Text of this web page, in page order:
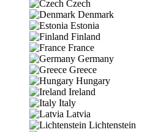
Czech
Denmark
Estonia
Finland
France
Germany
Greece
Hungary
Ireland
Italy
Latvia
Lichtenstein